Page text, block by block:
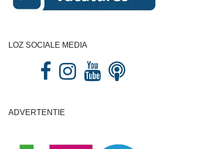
LOZ SOCIALE MEDIA
ADVERTENTIE